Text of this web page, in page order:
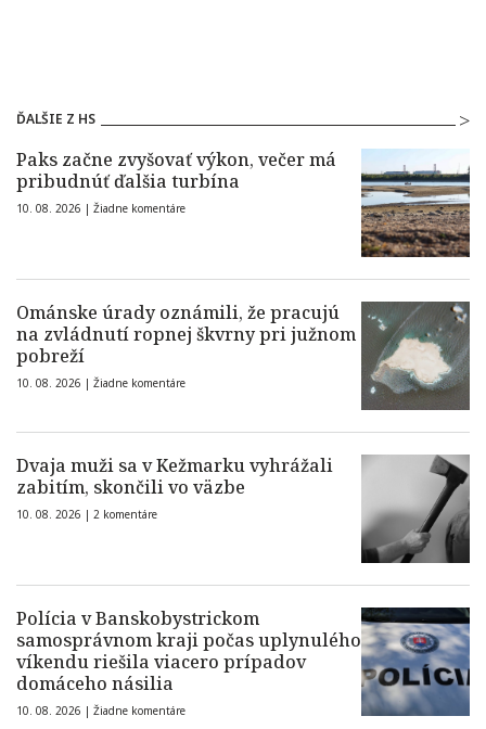
ĎALŠIE Z HS
Paks začne zvyšovať výkon, večer má
pribudnúť ďalšia turbína
10. 08. 2026 | Žiadne komentáre
Ománske úrady oznámili, že pracujú
na zvládnutí ropnej škvrny pri južnom
pobreží
10. 08. 2026 | Žiadne komentáre
Dvaja muži sa v Kežmarku vyhrážali
zabitím, skončili vo väzbe
10. 08. 2026 | 2 komentáre
Polícia v Banskobystrickom
samosprávnom kraji počas uplynulého
víkendu riešila viacero prípadov
domáceho násilia
10. 08. 2026 | Žiadne komentáre